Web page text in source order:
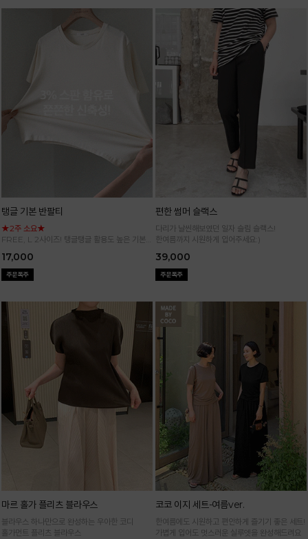
탱글 기본 반팔티
★2주 소요★
FREE, L 2사이즈! 탱글탱글 활용도 높은 기본
17,000
편한 썸머 슬랙스
다리가 날씬해보였던 일자 슬림 슬랙스!
한여름까지 시원하게 입어주세요:)
39,000
마르 홀가 플리츠 블라우스
블라우스 하나만으로 완성하는 우아한 코디
홀가먼트 플리츠 블라우스
코코 이지 세트-여름ver.
한여름에도 시원하고 편안하게 즐기기 좋은 세트!
가볍게 입어도 멋스러운 실루엣을 완성해드려요